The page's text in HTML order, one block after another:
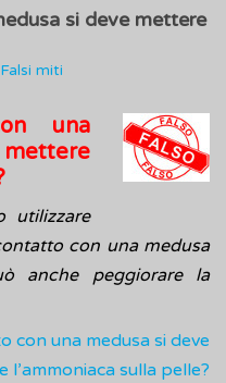
si deve mettere
Falsi miti
una
utilizzare
con una medusa
anche peggiorare la
con una medusa si deve
l’ammoniaca sulla pelle?